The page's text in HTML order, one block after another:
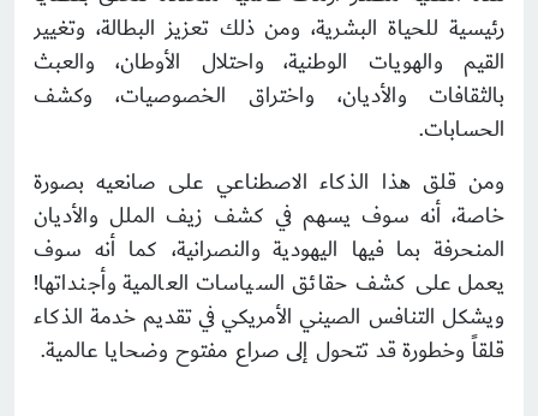
رئيسية للحياة البشرية، ومن ذلك تعزيز البطالة، وتغيير
القيم والهويات الوطنية، واحتلال الأوطان، والعبث
بالثقافات والأديان، واختراق الخصوصيات، وكشف
الحسابات.
ومن قلق هذا الذكاء الاصطناعي على صانعيه بصورة
خاصة، أنه سوف يسهم في كشف زيف الملل والأديان
المنحرفة بما فيها اليهودية والنصرانية، كما أنه سوف
يعمل على كشف حقائق السياسات العالمية وأجنداتها!
ويشكل التنافس الصيني الأمريكي في تقديم خدمة الذكاء
قلقاً وخطورة قد تتحول إلى صراع مفتوح وضحايا عالمية.